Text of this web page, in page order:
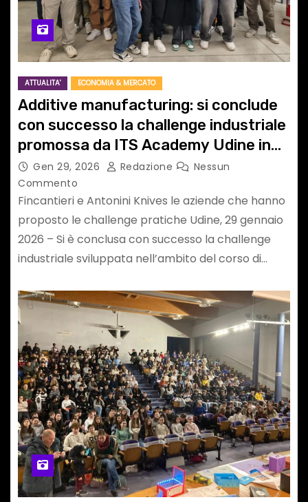
ATTUALITA' ECONOMIA & MERCATO
Additive manufacturing: si conclude
con successo la challenge industriale
promossa da ITS Academy Udine in
collaborazione con TEC4I FVG
Gen 29, 2026 Redazione
Nessun
Commento
Fincantieri e Antonini Knives le aziende che hanno
proposto le challenge pratiche Udine, 29 gennaio
2026 – Si è conclusa con successo la challenge
industriale sviluppata nell’ambito del corso di…